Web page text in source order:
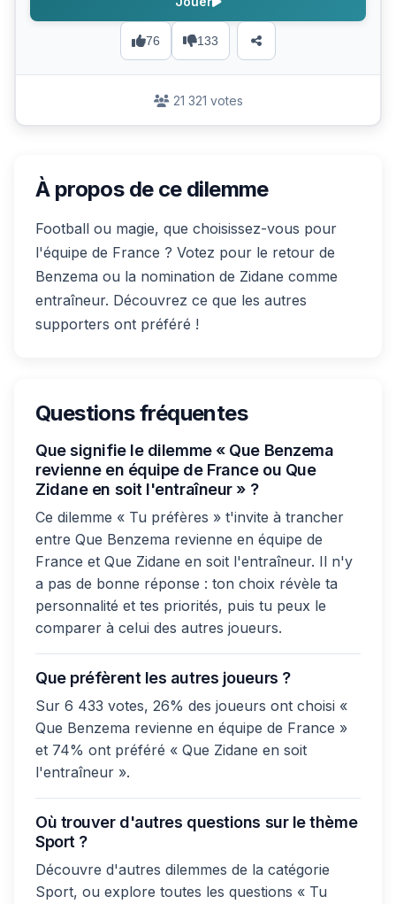
76 133
21 321 votes
À propos de ce dilemme
Football ou magie, que choisissez-vous pour
l'équipe de France ? Votez pour le retour de
Benzema ou la nomination de Zidane comme
entraîneur. Découvrez ce que les autres
supporters ont préféré !
Questions fréquentes
Que signifie le dilemme « Que Benzema
revienne en équipe de France ou Que
Zidane en soit l'entraîneur » ?
Ce dilemme « Tu préfères » t'invite à trancher
entre Que Benzema revienne en équipe de
France et Que Zidane en soit l'entraîneur. Il n'y
a pas de bonne réponse : ton choix révèle ta
personnalité et tes priorités, puis tu peux le
comparer à celui des autres joueurs.
Que préfèrent les autres joueurs ?
Sur 6 433 votes, 26% des joueurs ont choisi «
Que Benzema revienne en équipe de France »
et 74% ont préféré « Que Zidane en soit
l'entraîneur ».
Où trouver d'autres questions sur le thème
Sport ?
Découvre d'autres dilemmes de la catégorie
Sport, ou explore toutes les questions « Tu